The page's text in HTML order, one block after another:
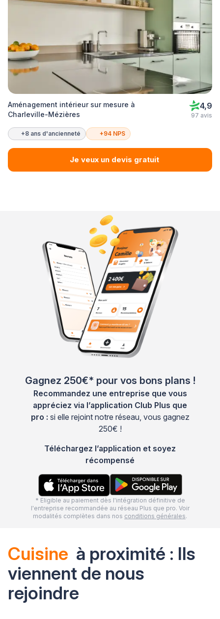
Aménagement intérieur sur mesure à
Charleville-Mézières
4,9
97 avis
+8 ans d'ancienneté +94 NPS
Je veux un devis gratuit
Gagnez 250€* pour vos bons plans !
Recommandez une entreprise que vous
appréciez via l’application Club Plus que
pro : si elle rejoint notre réseau, vous gagnez
250€ !
Téléchargez l’application et soyez
récompensé
* Eligible au paiement dès l'intégration définitive de
l'entreprise recommandée au réseau Plus que pro. Voir
modalités complètes dans nos conditions générales.
Cuisine à proximité : Ils
viennent de nous
rejoindre